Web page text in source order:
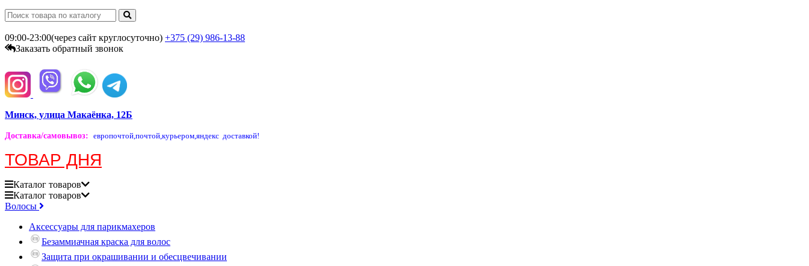
09:00-23:00(через сайт круглосуточно) +375 (29) 986-13-88
Заказать обратный звонок
Минск, улица Макаёнка, 12Б
Доставка/самовывоз: европочтой,почтой,курьером,яндекс доставкой!
ТОВАР ДНЯ
Каталог товаров
Каталог товаров
Волосы
Аксессуары для парикмахеров
Безаммиачная краска для волос
Защита при окрашивании и обесцвечивании